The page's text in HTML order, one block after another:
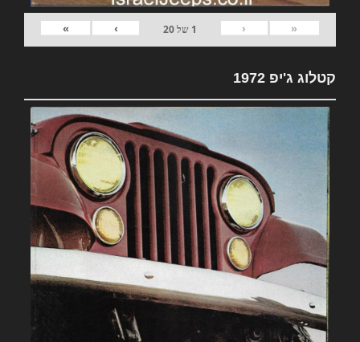
«
‹
1 של20
›
»
קטלוג ג'יפ 1972